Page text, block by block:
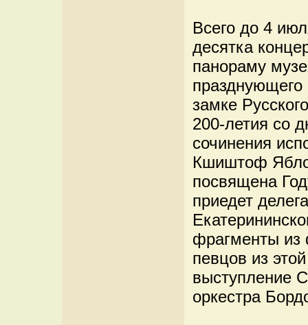
Всего до 4
десятка
панораму
замке
200-летия со
сочинения
Кшиштоф
посвящена
приедет
фрагменты из
певцов из
выступление
оркестра